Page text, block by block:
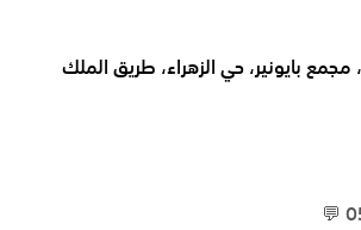
بايونير، حي الزهراء، طريق الملك